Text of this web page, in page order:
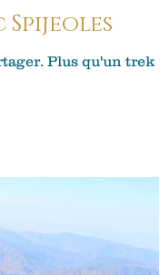
Plus qu'un trek